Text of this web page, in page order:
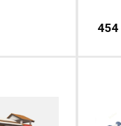
454